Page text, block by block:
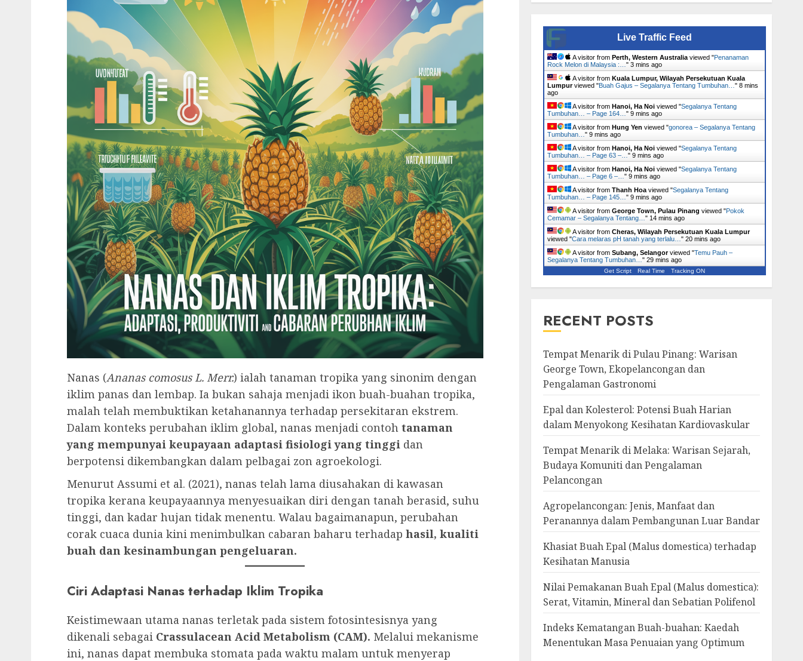
Nanas (Ananas comosus L. Merr.) ialah tanaman tropika yang sinonim dengan
iklim panas dan lembap. Ia bukan sahaja menjadi ikon buah-buahan tropika,
malah telah membuktikan ketahanannya terhadap persekitaran ekstrem.
Dalam konteks perubahan iklim global, nanas menjadi contoh tanaman
yang mempunyai keupayaan adaptasi fisiologi yang tinggi dan
berpotensi dikembangkan dalam pelbagai zon agroekologi.
Menurut Assumi et al. (2021), nanas telah lama diusahakan di kawasan
tropika kerana keupayaannya menyesuaikan diri dengan tanah berasid, suhu
tinggi, dan kadar hujan tidak menentu. Walau bagaimanapun, perubahan
corak cuaca dunia kini menimbulkan cabaran baharu terhadap hasil, kualiti
buah dan kesinambungan pengeluaran.
Ciri Adaptasi Nanas terhadap Iklim Tropika
Keistimewaan utama nanas terletak pada sistem fotosintesisnya yang
dikenali sebagai Crassulacean Acid Metabolism (CAM). Melalui mekanisme
ini, nanas dapat membuka stomata pada waktu malam untuk menyerap
Live Traffic Feed
A visitor from Perth, Western Australiaviewed "Penanaman
Rock Melon di Malaysia :… " 3 mins ago
A visitor from Kuala Lumpur, Wilayah Persekutuan Kuala
Lumpurviewed "Buah Gajus – Segalanya Tentang Tumbuhan… " 8 mins
ago
A visitor from Hanoi, Ha Noiviewed "Segalanya Tentang
Tumbuhan… – Page 164… " 9 mins ago
A visitor from Hung Yen viewed "gonorea – Segalanya Tentang
Tumbuhan… " 9 mins ago
A visitor from Hanoi, Ha Noiviewed "Segalanya Tentang
Tumbuhan… – Page 63 –… " 9 mins ago
A visitor from Hanoi, Ha Noiviewed "Segalanya Tentang
Tumbuhan… – Page 6 –… " 9 mins ago
A visitor from Thanh Hoaviewed "Segalanya Tentang
Tumbuhan… – Page 145… " 9 mins ago
A visitor from George Town, Pulau Pinang viewed "Pokok
Cemamar – Segalanya Tentang… " 14 mins ago
A visitor from Cheras, Wilayah Persekutuan Kuala Lumpur
viewed "Cara melaras pH tanah yang terlalu… " 20 mins ago
A visitor from Subang, Selangorviewed "Temu Pauh –
Segalanya Tentang Tumbuhan… " 29 mins ago
Get Script Real Time Tracking ON
RECENT POSTS
Tempat Menarik di Pulau Pinang: Warisan
George Town, Ekopelancongan dan
Pengalaman Gastronomi
Epal dan Kolesterol: Potensi Buah Harian
dalam Menyokong Kesihatan Kardiovaskular
Tempat Menarik di Melaka: Warisan Sejarah,
Budaya Komuniti dan Pengalaman
Pelancongan
Agropelancongan: Jenis, Manfaat dan
Peranannya dalam Pembangunan Luar Bandar
Khasiat Buah Epal (Malus domestica) terhadap
Kesihatan Manusia
Nilai Pemakanan Buah Epal (Malus domestica):
Serat, Vitamin, Mineral dan Sebatian Polifenol
Indeks Kematangan Buah-buahan: Kaedah
Menentukan Masa Penuaian yang Optimum